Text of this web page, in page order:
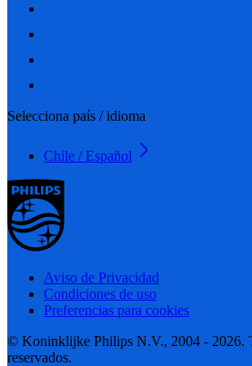
Selecciona país / idioma
Chile / Español
Aviso de Privacidad
Condiciones de uso
Preferencias para cookies
© Koninklijke Philips N.V., 2004 - 2026.
reservados.